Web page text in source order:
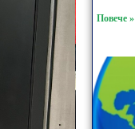
Повече »